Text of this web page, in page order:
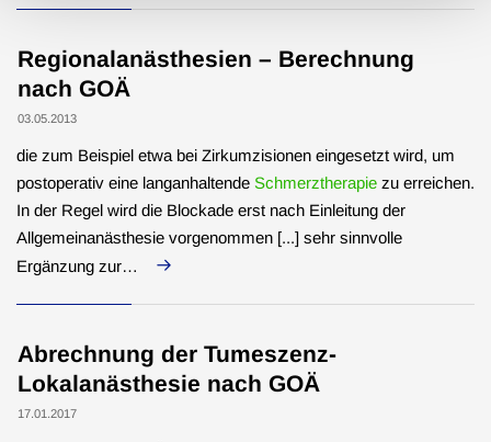
Regionalanästhesien – Berechnung
nach GOÄ
03.05.2013
die zum Beispiel etwa bei Zirkumzisionen eingesetzt wird, um
postoperativ eine langanhaltende Schmerztherapie zu erreichen.
In der Regel wird die Blockade erst nach Einleitung der
Allgemeinanästhesie vorgenommen [...] sehr sinnvolle
Ergänzung zur…
Abrechnung der Tumeszenz-
Lokalanästhesie nach GOÄ
17.01.2017